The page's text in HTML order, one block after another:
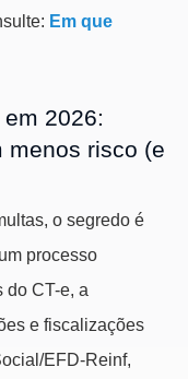
Em que
2026:
menos risco (e
o segredo é
processo
do CT-e, a
e fiscalizações
EFD-Reinf,